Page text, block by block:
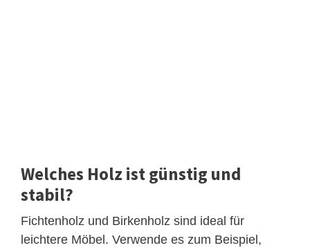
Welches Holz ist günstig und
stabil?
Fichtenholz und Birkenholz sind ideal für
leichtere Möbel. Verwende es zum Beispiel,